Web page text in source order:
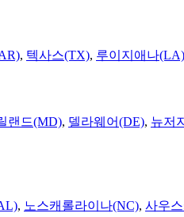
, 텍사스(TX), 루이지애나(LA)
랜드(MD), 델라웨어(DE), 뉴저
, 노스캐롤라이나(NC), 사우